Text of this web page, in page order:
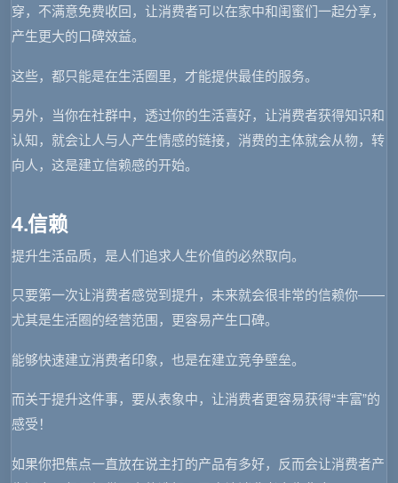
穿，不满意免费收回，让消费者可以在家中和闺蜜们一起分享，
产生更大的口碑效益。
这些，都只能是在生活圈里，才能提供最佳的服务。
另外，当你在社群中，透过你的生活喜好，让消费者获得知识和
认知，就会让人与人产生情感的链接，消费的主体就会从物，转
向人，这是建立信赖感的开始。
4.信赖
提升生活品质，是人们追求人生价值的必然取向。
只要第一次让消费者感觉到提升，未来就会很非常的信赖你——
尤其是生活圈的经营范围，更容易产生口碑。
能够快速建立消费者印象，也是在建立竞争壁垒。
而关于提升这件事，要从表象中，让消费者更容易获得“丰富”的
感受！
如果你把焦点一直放在说主打的产品有多好，反而会让消费者产